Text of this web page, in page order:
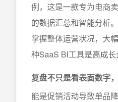
例，这是一款专为电商
的数据汇总和智能分析
掌握整体运营状况，大
种SaaS BI工具是高成长
复盘不只是看表面数字
能是促销活动导致单品